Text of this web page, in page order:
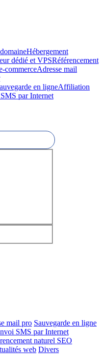
Hébergement
dédié et VPSRéférencement
commerceAdresse mail
en ligneAffiliation
par Internet
mail pro Sauvegarde en ligne
SMS par Internet
naturel SEO
web Divers